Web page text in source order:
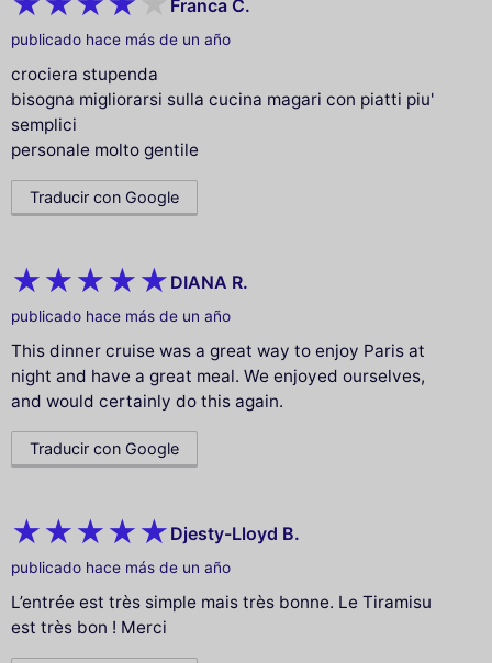
Franca C.
publicado hace más de un año
crociera stupenda
bisogna migliorarsi sulla cucina magari con piatti piu'
semplici
personale molto gentile
Traducir con Google
DIANA R.
publicado hace más de un año
This dinner cruise was a great way to enjoy Paris at
night and have a great meal. We enjoyed ourselves,
and would certainly do this again.
Traducir con Google
Djesty-Lloyd B.
publicado hace más de un año
L’entrée est très simple mais très bonne. Le Tiramisu
est très bon ! Merci